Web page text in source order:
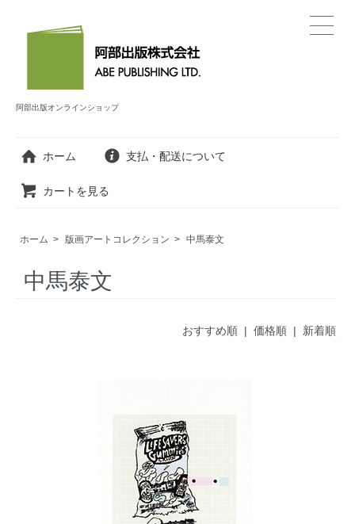
阿部出版オンラインショップ
ホーム 支払・配送について
カートを見る
ホーム > 版画アートコレクション > 中馬泰文
中馬泰文
おすすめ順 | 価格順| 新着順